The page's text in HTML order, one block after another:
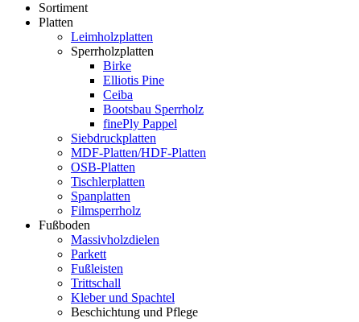
Sortiment
Platten
Leimholzplatten
Sperrholzplatten
Birke
Elliotis Pine
Ceiba
Bootsbau Sperrholz
finePly Pappel
Siebdruckplatten
MDF-Platten/HDF-Platten
OSB-Platten
Tischlerplatten
Spanplatten
Filmsperrholz
Fußboden
Massivholzdielen
Parkett
Fußleisten
Trittschall
Kleber und Spachtel
Beschichtung und Pflege